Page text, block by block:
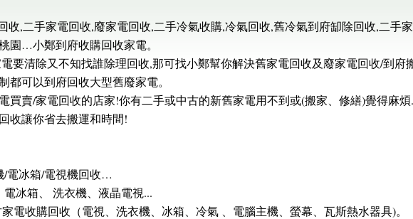
收,二手家電回收,廢家電回收,二手冷氣收購,冷氣回收,舊冷氣到府缷除回收,二手
園…小鄭到府收購回收家電。
要清除又不知找誰除理回收,那可找小鄭幫你解決舊家電回收及廢家電回收/到府
都可以到府回收大型舊廢家電。
買賣/家電回收的店家!你有二手或中古的新舊家電用不到或(搬家、修繕)覺得麻
收讓你省去搬運和時間!
/電冰箱/電視機回收…
冰箱、 洗衣機、液晶電視...
電收購回收（電視、洗衣機、冰箱、冷氣 、電腦主機、螢幕、瓦斯熱水器具)。